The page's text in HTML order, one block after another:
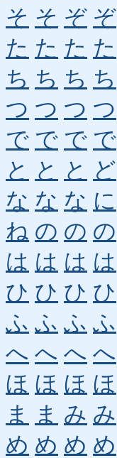
そ そ ぞ ぞ
た た た た
ち ち ち ち
つ つ つ つ
で で で で
と と と ど
な な な に
ね の の の
は は は は
ひ ひ ひ ひ
ふ ふ ふ ふ
へ へ へ へ
ほ ほ ほ ほ
ま
ま み み
め め め め